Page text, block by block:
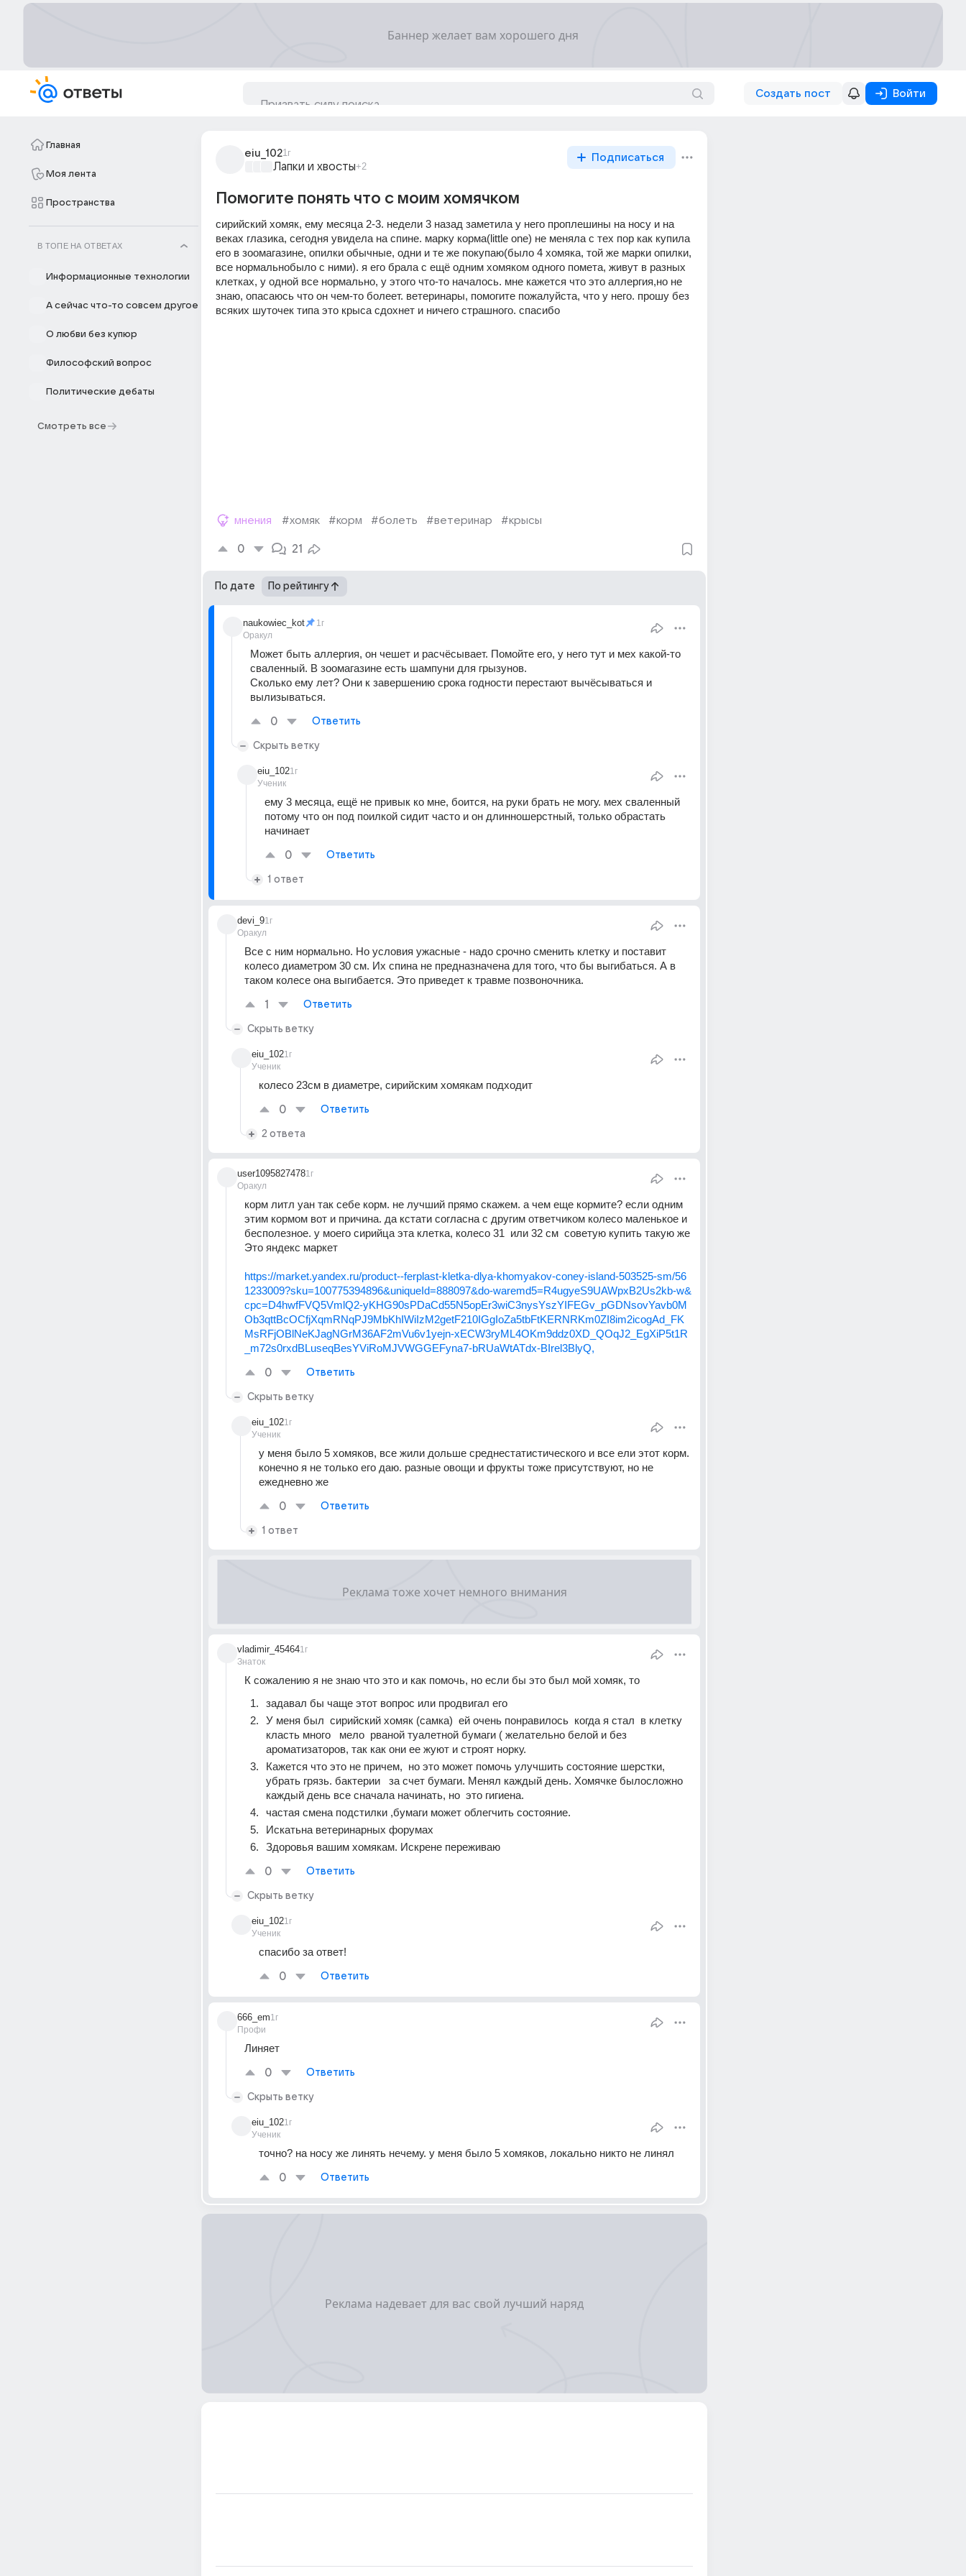
Создать пост Войти
Главная
Моя лента
Пространства
В ТОПЕ НА ОТВЕТАХ
Информационные технологии
А сейчас что-то совсем другое
О любви без купюр
Философский вопрос
Политические дебаты
Смотреть все
eiu_1021г
Лапки и хвосты+2
Подписаться
Помогите понять что с моим хомячком
сирийский хомяк, ему месяца 2-3. недели 3 назад заметила у него проплешины на носу и на
веках глазика, сегодня увидела на спине. марку корма(little one) не меняла с тех пор как купила
его в зоомагазине, опилки обычные, одни и те же покупаю(было 4 хомяка, той же марки опилки,
все нормальнобыло с ними). я его брала с ещё одним хомяком одного помета, живут в разных
клетках, у одной все нормально, у этого что-то началось. мне кажется что это аллергия,но не
знаю, опасаюсь что он чем-то болеет. ветеринары, помогите пожалуйста, что у него. прошу без
всяких шуточек типа это крыса сдохнет и ничего страшного. спасибо
мнения #хомяк #корм #болеть #ветеринар #крысы
0 21
По дате По рейтингу
naukowiec_kot
Оракул
1г
Может быть аллергия, он чешет и расчёсывает. Помойте его, у него тут и мех какой-то
сваленный. В зоомагазине есть шампуни для грызунов.
Сколько ему лет? Они к завершению срока годности перестают вычёсываться и
вылизываться.
0 Ответить
Скрыть ветку
eiu_102
Ученик
1г
ему 3 месяца, ещё не привык ко мне, боится, на руки брать не могу. мех сваленный
потому что он под поилкой сидит часто и он длинношерстный, только обрастать
начинает
0 Ответить
1 ответ
devi_9
Оракул
1г
Все с ним нормально. Но условия ужасные - надо срочно сменить клетку и поставит
колесо диаметром 30 см. Их спина не предназначена для того, что бы выгибаться. А в
таком колесе она выгибается. Это приведет к травме позвоночника.
1 Ответить
Скрыть ветку
eiu_102
Ученик
1г
колесо 23см в диаметре, сирийским хомякам подходит
0 Ответить
2 ответа
user1095827478
Оракул
1г
корм литл уан так себе корм. не лучший прямо скажем. а чем еще кормите? если одним
этим кормом вот и причина. да кстати согласна с другим ответчиком колесо маленькое и
бесполезное. у моего сирийца эта клетка, колесо 31  или 32 см  советую купить такую же
Это яндекс маркет
https://market.yandex.ru/product--ferplast-kletka-dlya-khomyakov-coney-island-503525-sm/56
1233009?sku=100775394896&uniqueId=888097&do-waremd5=R4ugyeS9UAWpxB2Us2kb-w&
cpc=D4hwfFVQ5VmlQ2-yKHG90sPDaCd55N5opEr3wiC3nysYszYIFEGv_pGDNsovYavb0M
Ob3qttBcOCfjXqmRNqPJ9MbKhIWiIzM2getF210IGgIoZa5tbFtKERNRKm0ZI8im2icogAd_FK
MsRFjOBlNeKJagNGrM36AF2mVu6v1yejn-xECW3ryML4OKm9ddz0XD_QOqJ2_EgXiP5t1R
_m72s0rxdBLuseqBesYViRoMJVWGGEFyna7-bRUaWtATdx-BIrel3BlyQ,
0 Ответить
Скрыть ветку
eiu_102
Ученик
1г
у меня было 5 хомяков, все жили дольше среднестатистического и все ели этот корм.
конечно я не только его даю. разные овощи и фрукты тоже присутствуют, но не
ежедневно же
0 Ответить
1 ответ
vladimir_45464
Знаток
1г
К сожалению я не знаю что это и как помочь, но если бы это был мой хомяк, то
задавал бы чаще этот вопрос или продвигал его
У меня был  сирийский хомяк (самка)  ей очень понравилось  когда я стал  в клетку
класть много   мело  рваной туалетной бумаги ( желательно белой и без
ароматизаторов, так как они ее жуют и строят норку.
Кажется что это не причем,  но это может помочь улучшить состояние шерстки,
убрать грязь. бактерии   за счет бумаги. Менял каждый день. Хомячке былосложно
каждый день все сначала начинать, но  это гигиена.
частая смена подстилки ,бумаги может облегчить состояние.
Искатьна ветеринарных форумах
Здоровья вашим хомякам. Искрене переживаю
0 Ответить
Скрыть ветку
eiu_102
Ученик
1г
спасибо за ответ!
0 Ответить
666_em
Профи
1г
Линяет
0 Ответить
Скрыть ветку
eiu_102
Ученик
1г
точно? на носу же линять нечему. у меня было 5 хомяков, локально никто не линял
0 Ответить